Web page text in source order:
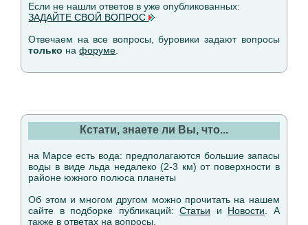
Если не нашли ответов в уже опубликованных:
ЗАДАЙТЕ СВОЙ ВОПРОС
Отвечаем на все вопросы, буровики задают вопросы
только нафоруме
Кстати, знаете ли Вы, что...
на Марсе есть вода: предполагаются большие запасы
воды в виде льда недалеко (2-3 км) от поверхности в
районе южного полюса планеты
Об этом и многом другом можно прочитать на нашем
сайте в подборке публикаций:Статьи и Новости . А
также вответах на вопросы.